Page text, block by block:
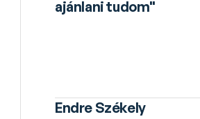
ajánlani tudom"
Endre Székely